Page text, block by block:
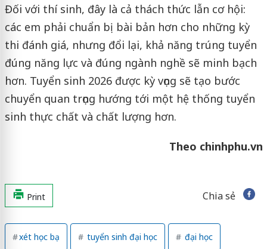
Đối với thí sinh, đây là cả thách thức lẫn cơ hội:
các em phải chuẩn bị bài bản hơn cho những kỳ
thi đánh giá, nhưng đổi lại, khả năng trúng tuyển
đúng năng lực và đúng ngành nghề sẽ minh bạch
hơn. Tuyển sinh 2026 được kỳ vọng sẽ tạo bước
chuyển quan trọng hướng tới một hệ thống tuyển
sinh thực chất và chất lượng hơn.
Theo chinhphu.vn
Print Chia sẻ
xét học bạ tuyển sinh đại học đại học